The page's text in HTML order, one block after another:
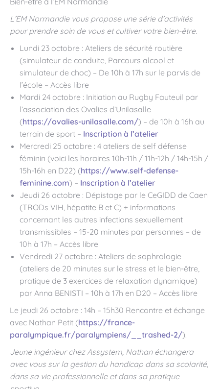
L’EM Normandie vous propose une série d’activités
pour prendre soin de vous et cultiver votre bien-être.
Lundi 23 octobre : Ateliers de sécurité routière
(simulateur de conduite, Parcours alcool et
simulateur de choc) – De 10h à 17h sur le parvis de
l’école – Accès libre
Mardi 24 octobre : Initiation au Rugby Fauteuil par
l’association des Ovalies d’Unilasalle
(https://ovalies-unilasalle.com/) – de 10h à 16h au
terrain de sport – Inscription à l’atelier
Mercredi 25 octobre : 4 ateliers de self défense
féminin (voici les horaires 10h-11h / 11h-12h / 14h-15h /
15h-16h en D22) (https://www.self-defense-
feminine.com) – Inscription à l’atelier
Jeudi 26 octobre : Dépistage par le CeGIDD de Caen
(TRODs VIH, hépatite B et C) + informations
concernant les autres infections sexuellement
transmissibles – 15-20 minutes par personnes – de
10h à 17h – Accès libre
Vendredi 27 octobre : Ateliers de sophrologie
(ateliers de 20 minutes sur le stress et le bien-être,
pratique de 3 exercices de relaxation dynamique)
par Anna BENISTI – 10h à 17h en D20 – Accès libre
Le jeudi 26 octobre : 14h – 15h30 Rencontre et échange
avec Nathan Petit (https://france-
paralympique.fr/paralympiens/__trashed-2/).
Jeune ingénieur chez Assystem, Nathan échangera
avec vous sur la gestion du handicap dans sa scolarité,
dans sa vie professionnelle et dans sa pratique